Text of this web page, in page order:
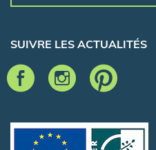
SUIVRE LES ACTUALITÉS